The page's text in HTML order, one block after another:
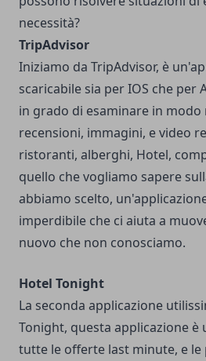
necessità?
TripAdvisor
Iniziamo da TripAdvisor, è
scaricabile sia per IOS che per
in grado di esaminare in
recensioni, immagini, e video
ristoranti, alberghi, Hotel,
quello che vogliamo sapere
abbiamo scelto,
imperdibile che ci aiuta a
nuovo che non conosciamo.
Hotel Tonight
La seconda applicazione
Tonight, questa applicazione
tutte le offerte last minute, e le